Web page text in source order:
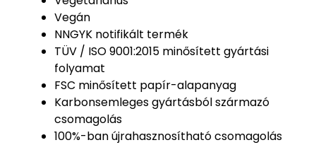
Vegán
NNGYK notifikált termék
TÜV / ISO 9001:2015 minősített gyártási
folyamat
FSC minősített papír-alapanyag
Karbonsemleges gyártásból származó
csomagolás
100%-ban újrahasznosítható csomagolás